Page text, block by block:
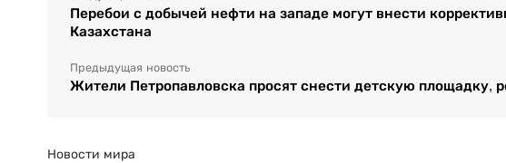
Перебои с добычей нефти на западе могут внести
Казахстана
Предыдущая новость
Жители Петропавловска просят снести детскую площадку,
Новости мира